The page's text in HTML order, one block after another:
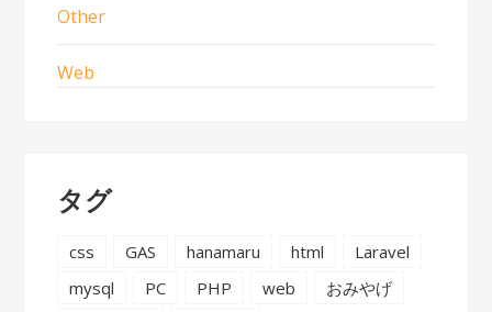
Other
Web
タグ
css GAS hanamaru html
Laravel
mysql
PC PHP web
おみやげ